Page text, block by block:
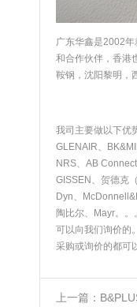
广东华鑫是2002
和合作伙伴，香港
鞍钢，沈阳黎明，
我司主要做以下优
GLENAIR、
NRS、AB
GISSEN、贺德克
Dyn、
陶比尔、Mayr。
可以向我们询价的
采购或询价的都可
上一篇：